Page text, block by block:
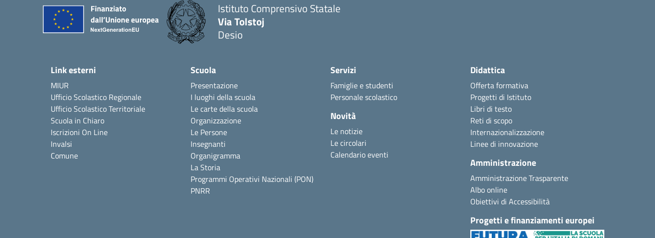
Istituto Comprensivo Statale
Via Tolstoj
Desio
Link esterni
MIUR
Ufficio Scolastico Regionale
Ufficio Scolastico Territoriale
Scuola in Chiaro
Iscrizioni On Line
Invalsi
Comune
Scuola
Presentazione
I luoghi della scuola
Le carte della scuola
Organizzazione
Le Persone
Insegnanti
Organigramma
La Storia
Programmi Operativi Nazionali (PON)
PNRR
Servizi
Famiglie e studenti
Personale scolastico
Novità
Le notizie
Le circolari
Calendario eventi
Didattica
Offerta formativa
Progetti di Istituto
Libri di testo
Reti di scopo
Internazionalizzazione
Linee di innovazione
Amministrazione
Amministrazione Trasparente
Albo online
Obiettivi di Accessibilità
Progetti e finanziamenti europei